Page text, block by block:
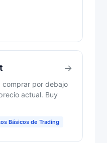
comprar por debajo
actual. Buy
Básicos de Trading
→